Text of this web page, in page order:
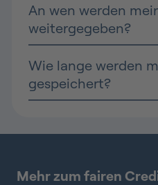
An wen werden
weitergegeben?
Wie lange werden
gespeichert?
Mehr zum fairen